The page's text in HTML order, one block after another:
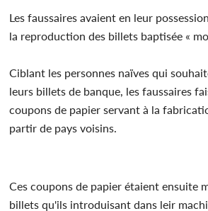
Les faussaires avaient en leur
la reproduction des billets baptisée «
Ciblant les personnes naïves qui
leurs billets de banque, les faussaires
coupons de papier servant à la
partir de pays voisins.
Ces coupons de papier étaient ensuite
billets qu'ils introduisant dans leir